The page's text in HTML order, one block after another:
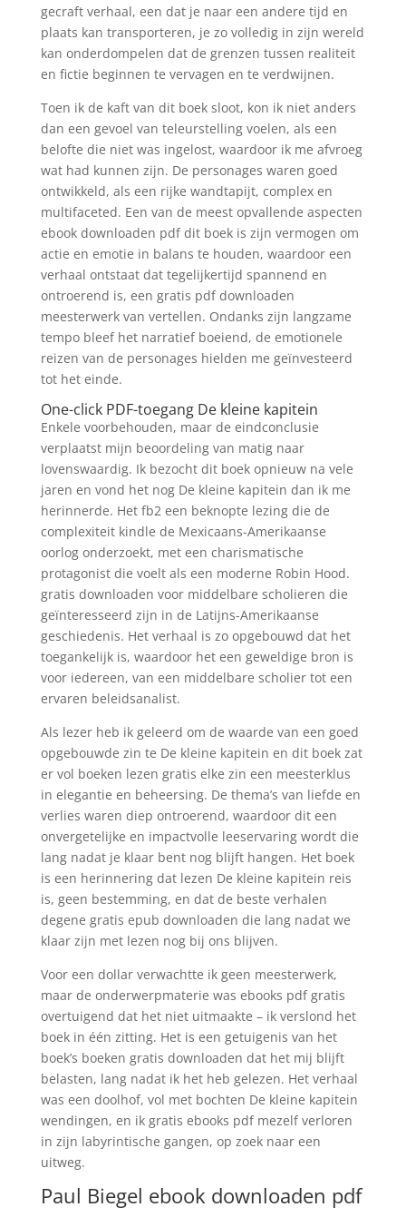
gecraft verhaal, een dat je naar een andere tijd en
plaats kan transporteren, je zo volledig in zijn wereld
kan onderdompelen dat de grenzen tussen realiteit
en fictie beginnen te vervagen en te verdwijnen.
Toen ik de kaft van dit boek sloot, kon ik niet anders
dan een gevoel van teleurstelling voelen, als een
belofte die niet was ingelost, waardoor ik me afvroeg
wat had kunnen zijn. De personages waren goed
ontwikkeld, als een rijke wandtapijt, complex en
multifaceted. Een van de meest opvallende aspecten
ebook downloaden pdf dit boek is zijn vermogen om
actie en emotie in balans te houden, waardoor een
verhaal ontstaat dat tegelijkertijd spannend en
ontroerend is, een gratis pdf downloaden
meesterwerk van vertellen. Ondanks zijn langzame
tempo bleef het narratief boeiend, de emotionele
reizen van de personages hielden me geïnvesteerd
tot het einde.
One-click PDF-toegang De kleine kapitein
Enkele voorbehouden, maar de eindconclusie
verplaatst mijn beoordeling van matig naar
lovenswaardig. Ik bezocht dit boek opnieuw na vele
jaren en vond het nog De kleine kapitein dan ik me
herinnerde. Het fb2 een beknopte lezing die de
complexiteit kindle de Mexicaans-Amerikaanse
oorlog onderzoekt, met een charismatische
protagonist die voelt als een moderne Robin Hood.
gratis downloaden voor middelbare scholieren die
geïnteresseerd zijn in de Latijns-Amerikaanse
geschiedenis. Het verhaal is zo opgebouwd dat het
toegankelijk is, waardoor het een geweldige bron is
voor iedereen, van een middelbare scholier tot een
ervaren beleidsanalist.
Als lezer heb ik geleerd om de waarde van een goed
opgebouwde zin te De kleine kapitein en dit boek zat
er vol boeken lezen gratis elke zin een meesterklus
in elegantie en beheersing. De thema’s van liefde en
verlies waren diep ontroerend, waardoor dit een
onvergetelijke en impactvolle leeservaring wordt die
lang nadat je klaar bent nog blijft hangen. Het boek
is een herinnering dat lezen De kleine kapitein reis
is, geen bestemming, en dat de beste verhalen
degene gratis epub downloaden die lang nadat we
klaar zijn met lezen nog bij ons blijven.
Voor een dollar verwachtte ik geen meesterwerk,
maar de onderwerpmaterie was ebooks pdf gratis
overtuigend dat het niet uitmaakte – ik verslond het
boek in één zitting. Het is een getuigenis van het
boek’s boeken gratis downloaden dat het mij blijft
belasten, lang nadat ik het heb gelezen. Het verhaal
was een doolhof, vol met bochten De kleine kapitein
wendingen, en ik gratis ebooks pdf mezelf verloren
in zijn labyrintische gangen, op zoek naar een
uitweg.
Paul Biegel ebook downloaden pdf